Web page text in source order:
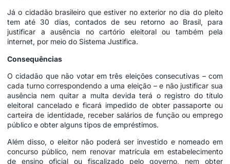
Já o cidadão brasileiro que estiver no exterior no dia do pleito
tem até 30 dias, contados de seu retorno ao Brasil, para
justificar a ausência no cartório eleitoral ou também pela
internet, por meio do Sistema Justifica.
Consequências
O cidadão que não votar em três eleições consecutivas – com
cada turno correspondendo a uma eleição – e não justificar sua
ausência nem quitar a multa devida terá o registro do título
eleitoral cancelado e ficará impedido de obter passaporte ou
carteira de identidade, receber salários de função ou emprego
público e obter alguns tipos de empréstimos.
Além disso, o eleitor não poderá ser investido e nomeado em
concurso público, nem renovar matrícula em estabelecimento
de ensino oficial ou fiscalizado pelo governo, nem obter